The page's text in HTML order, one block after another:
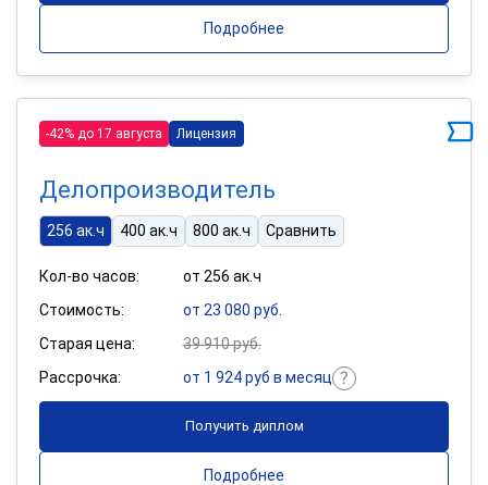
Подробнее
-42% до 17 августа Лицензия
Делопроизводитель
256 ак.ч 400 ак.ч 800 ак.ч Сравнить
Кол-во часов:
от 256 ак.ч
Стоимость:
от 23 080 руб.
Старая цена:
39 910 руб.
Рассрочка:
от 1 924 руб в месяц
Получить диплом
Подробнее